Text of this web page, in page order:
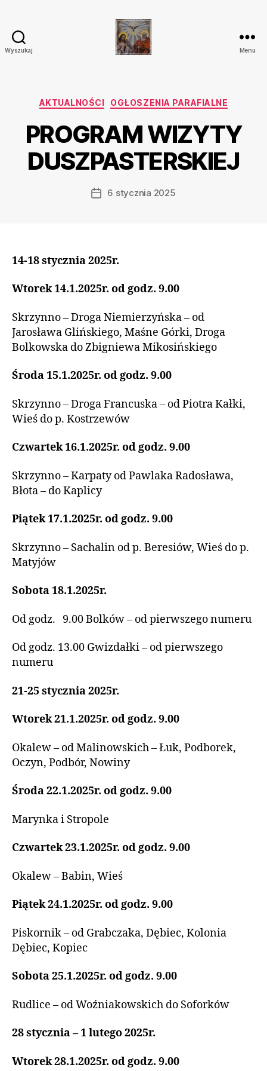
Wyszukaj
Trójcy
w
Ostrówku
Menu
Kategorie
AKTUALNOŚCI OGŁOSZENIA PARAFIALNE
PROGRAM WIZYTY
DUSZPASTERSKIEJ
Data6 stycznia 2025
14-18 stycznia 2025r.
Wtorek 14.1.2025r. od godz. 9.00
Skrzynno – Droga Niemierzyńska – od
Jarosława Glińskiego, Maśne Górki, Droga
Bolkowska do Zbigniewa Mikosińskiego
Środa 15.1.2025r. od godz. 9.00
Skrzynno – Droga Francuska – od Piotra Kałki,
Wieś do p. Kostrzewów
Czwartek 16.1.2025r. od godz. 9.00
Skrzynno – Karpaty od Pawlaka Radosława,
Błota – do Kaplicy
Piątek 17.1.2025r. od godz. 9.00
Skrzynno – Sachalin od p. Beresiów, Wieś do p.
Matyjów
Sobota 18.1.2025r.
Od godz. 9.00 Bolków – od pierwszego numeru
Od godz. 13.00 Gwizdałki – od pierwszego
numeru
21-25 stycznia 2025r.
Wtorek 21.1.2025r. od godz. 9.00
Okalew – od Malinowskich – Łuk, Podborek,
Oczyn, Podbór, Nowiny
Środa 22.1.2025r. od godz. 9.00
Marynka i Stropole
Czwartek 23.1.2025r. od godz. 9.00
Okalew – Babin, Wieś
Piątek 24.1.2025r. od godz. 9.00
Piskornik – od Grabczaka, Dębiec, Kolonia
Dębiec, Kopiec
Sobota 25.1.2025r. od godz. 9.00
Rudlice – od Woźniakowskich do Soforków
28 stycznia – 1 lutego 2025r.
Wtorek 28.1.2025r. od godz. 9.00